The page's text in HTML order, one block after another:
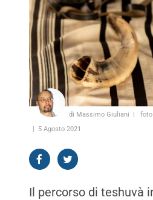
di Massimo Giuliani
5 Agosto 2021
Il percorso di teshuvà